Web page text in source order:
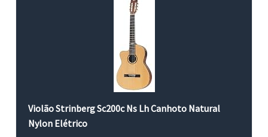
Violão Strinberg Sc200c Ns Lh Canhoto Natural
Nylon Elétrico